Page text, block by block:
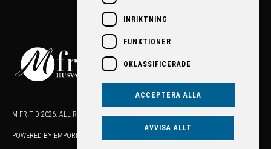
M FRITID 2026. ALL RIGHTS RESERVED.
POWERED BY EMPORI CMS
INRIKTNING
FUNKTIONER
OKLASSIFICERADE
ACCEPTERA ALLA
AVVISA ALLT